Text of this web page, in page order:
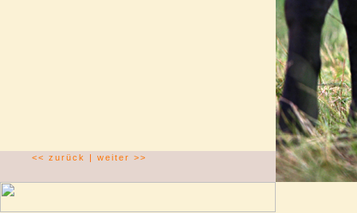
<< zurück | weiter >>